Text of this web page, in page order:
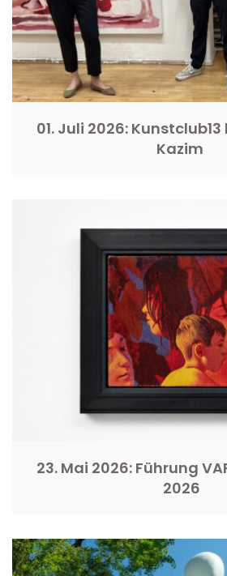
01. Juli 2026:
Kazim
23. Mai 2026: Führung
2026